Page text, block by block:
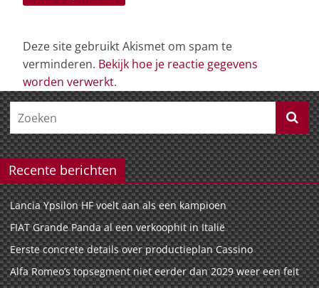
Deze site gebruikt Akismet om spam te
verminderen. Bekijk hoe je reactie gegevens
worden verwerkt.
Recente berichten
Lancia Ypsilon HF voelt aan als een kampioen
FIAT Grande Panda al een verkoophit in Italië
Eerste concrete details over productieplan Cassino
Alfa Romeo’s topsegment niet eerder dan 2029 weer een feit